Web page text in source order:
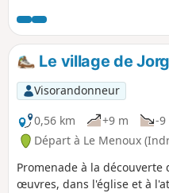
Le village de
Visorandonneur
0,56 km
+9 m -9
Départ à Le Menoux
Promenade à la
œuvres, dans l'église et à